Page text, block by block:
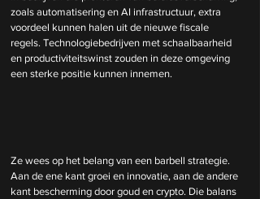
zoals automatisering en AI infrastructuur, extra
voordeel kunnen halen uit de nieuwe fiscale
regels. Technologiebedrijven met schaalbaarheid
en productiviteitswinst zouden in deze omgeving
een sterke positie kunnen innemen.
Ze wees op het belang van een barbell strategie.
Aan de ene kant groei en innovatie, aan de andere
kant bescherming door goud en crypto. Die balans